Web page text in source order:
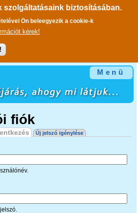
szolgáltatásaink biztosításában.
Ön beleegyezik a cookie-k
kérek!
Menü
fiók
(aktív fül)
Új jelszó igénylése